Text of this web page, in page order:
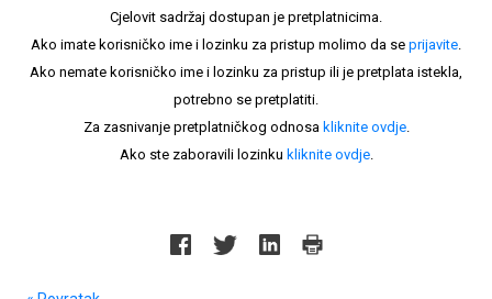
Cjelovit sadržaj dostupan je pretplatnicima.
Ako imate korisničko ime i lozinku za pristup molimo da se prijavite.
Ako nemate korisničko ime i lozinku za pristup ili je pretplata istekla,
potrebno se pretplatiti.
Za zasnivanje pretplatničkog odnosa kliknite ovdje.
Ako ste zaboravili lozinku kliknite ovdje.